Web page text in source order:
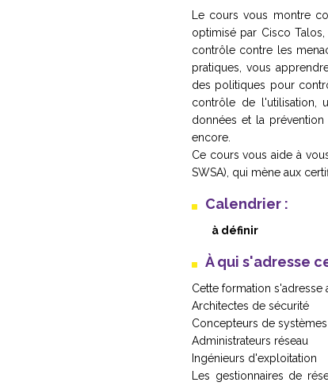
Le cours vous montre
optimisé par Cisco
contrôle contre les
pratiques, vous
des politiques pour
contrôle de l'utilisation,
données et la
encore.
Ce cours vous aide à
SWSA), qui mène aux
Calendrier :
à définir
À qui s'adresse
Cette formation s'adresse
Architectes de sécurité
Concepteurs de systèmes
Administrateurs réseau
Ingénieurs d'exploitation
Les gestionnaires de